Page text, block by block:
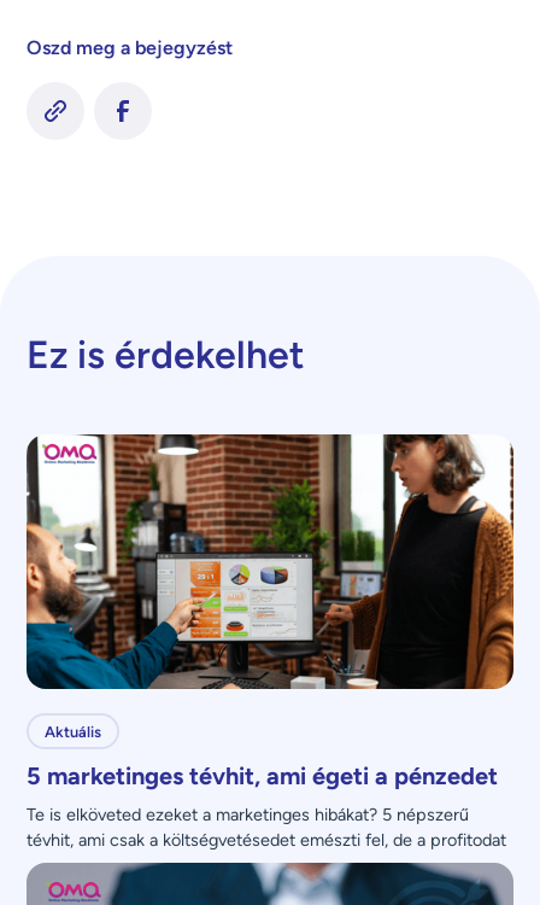
Oszd meg a bejegyzést
Ez is érdekelhet
Aktuális
5 marketinges tévhit, ami égeti a pénzedet
Te is elköveted ezeket a marketinges hibákat? 5 népszerű
tévhit, ami csak a költségvetésedet emészti fel, de a profitodat
nem növeli.